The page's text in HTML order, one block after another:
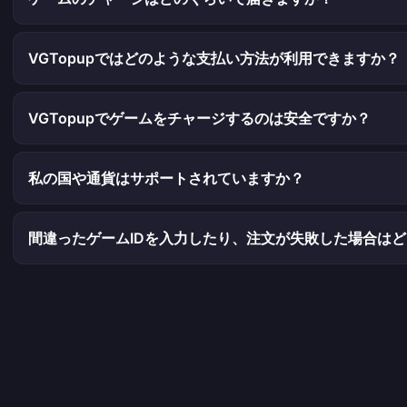
VGTopupではどのような支払い方法が利用できますか？
VGTopupでゲームをチャージするのは安全ですか？
私の国や通貨はサポートされていますか？
間違ったゲームIDを入力したり、注文が失敗した場合は